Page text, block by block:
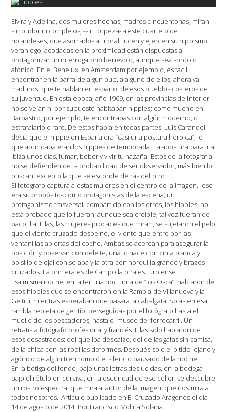
Elvira y Adelina, dos mujeres hechas, madres cincuentonas, miran
sin pudor ni complejos, -sin torpeza- a este cuarteto de
holandeses, que asomados al litoral, lucen y ejercen su hippismo
veraniego; acodadas en la proximidad están dispuestas a
protagonizar un interrogatorio benévolo, aunque sea sordo o
afónico. En el Benelux, en Amsterdam por ejemplo, es fácil
encontrar en la barra de algún pub, a alguno de ellos, ahora ya
maduros, que te hablan en español de esos pueblos costeros de
su juventud. En esta época, año 1969, en las provincias de interior
no se veían ni por supuesto habitaban hippies; como mucho en
Barbastro, por ejemplo, te encontrabas con algún moderno, o
estrafalario o raro. De estos había en todas partes. Luis Carandell
decía que el hippie en España era “casi una postura heroica”; lo
que abundaba eran los hippies de temporada. La apostura para ir a
Ibiza unos días, fumar, beber y vivir tu hazaña. Estos de la fotografía
no se defienden de la probabilidad de ser observador, más bien lo
buscan, excepto la que se esconde detrás del otro.
El fotógrafo captura a estas mujeres en el centro de la imagen, -ese
era su propósito- como protagonistas de la escena, un
protagonismo trasversal, compartido con los otros, los hippies; no
está probado que lo fueran, aunque sea creíble; tal vez fueran de
pacotilla. Ellas, las mujeres procaces que miran, se sujetaron el pelo
que el viento cruzado despeinó, el viento que entró por las
ventanillas abiertas del coche. Ambas se acercan para asegurar la
posición y observar con deleite; una lo hace con cinta blanca y
bolsillo de ojal con solapa y la otra con horquilla grande y brazos
cruzados. La primera es de Campo la otra es turolense.
Esa misma noche, en la tertulia nocturna de “los Osca”, hablaron de
esos hippies que se encontraron en la Rambla de Villanueva y la
Geltrú, mientras esperaban que pasara la cabalgata. Solas en esa
rambla repleta de gentío, perseguidas por el fotógrafo hasta el
muelle de los pescadores, hasta el museo del ferrocarril. Un
retratista fotógrafo profesional y francés. Ellas solo hablaron de
esos desastrados: del que iba descalzo, del de las gafas sin camisa,
de la chica con las rodillas deformes. Después solo el pitido lejano y
agónico de algún tren rompió el silencio pausado de la noche.
En la botiga del fondo, bajo unas letras deslucidas, en la bodega
bajo el rótulo en cursiva, en la oscuridad de ese celler, se descubre
un rostro espectral que mira al autor de la imagen, que nos mira a
todos nosotros. Articulo publicado en El Cruzado Aragonés el día
14 de agosto de 2014. Por Francisco Molina Solana